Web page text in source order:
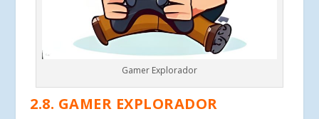
Gamer Explorador
2.8. GAMER EXPLORADOR